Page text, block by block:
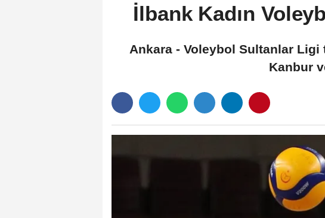
İlbank Kadın
Ankara - Voleybol Sultanlar Ligi
Kanbur